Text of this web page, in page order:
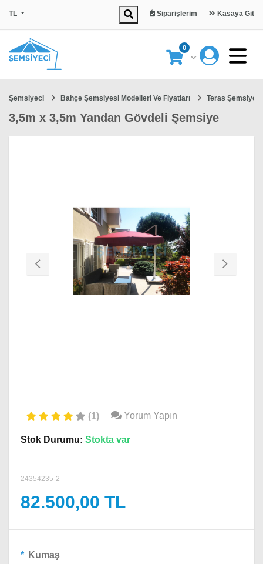
TL Siparişlerim Kasaya Git
0
Şemsiyeci Bahçe Şemsiyesi Modelleri Ve Fiyatları Teras Şemsiyesi
3,5m x 3,5m Yandan Gövdeli Şemsiye
(1) Yorum Yapın
Stok Durumu: Stokta var
24354235-2
82.500,00 TL
Kumaş